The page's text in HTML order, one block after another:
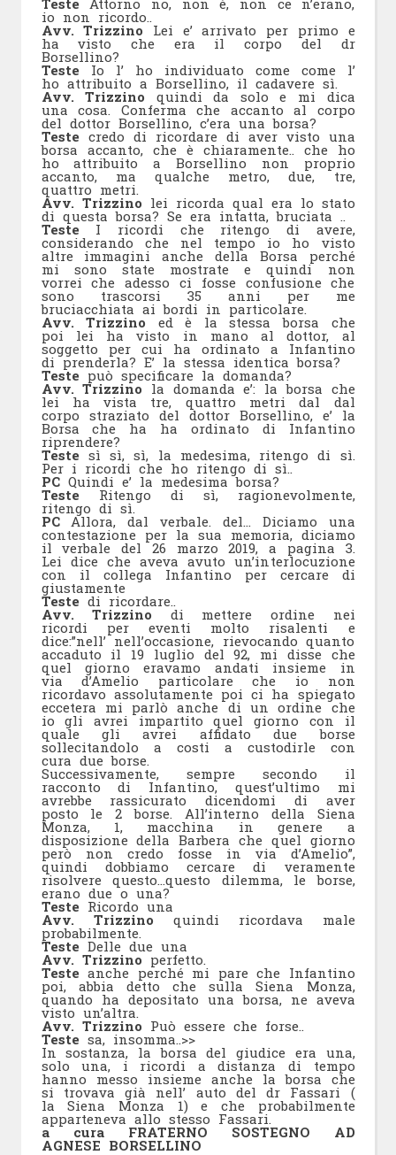
Teste Attorno no, non è, non ce n’erano,
io non ricordo..
Avv. Trizzino Lei e’ arrivato per primo e
ha visto che era il corpo del dr
Borsellino?
Teste Io l’ ho individuato come come l’
ho attribuito a Borsellino, il cadavere sì.
Avv. Trizzino quindi da solo e mi dica
una cosa. Conferma che accanto al corpo
del dottor Borsellino, c’era una borsa?
Teste credo di ricordare di aver visto una
borsa accanto, che è chiaramente.. che ho
ho attribuito a Borsellino non proprio
accanto, ma qualche metro, due, tre,
quattro metri.
Avv. Trizzino lei ricorda qual era lo stato
di questa borsa? Se era intatta, bruciata ..
Teste I ricordi che ritengo di avere,
considerando che nel tempo io ho visto
altre immagini anche della Borsa perché
mi sono state mostrate e quindi non
vorrei che adesso ci fosse confusione che
sono trascorsi 35 anni per me
bruciacchiata ai bordi in particolare.
Avv. Trizzino ed è la stessa borsa che
poi lei ha visto in mano al dottor, al
soggetto per cui ha ordinato a Infantino
di prenderla? E’ la stessa identica borsa?
Teste può specificare la domanda?
Avv. Trizzino la domanda e’: la borsa che
lei ha vista tre, quattro metri dal dal
corpo straziato del dottor Borsellino, e’ la
Borsa che ha ha ordinato di Infantino
riprendere?
Teste sì sì, sì, la medesima, ritengo di sì.
Per i ricordi che ho ritengo di sì..
PC Quindi e’ la medesima borsa?
Teste Ritengo di sì, ragionevolmente,
ritengo di sì.
PCAllora, dal verbale. del… Diciamo una
contestazione per la sua memoria, diciamo
il verbale del 26 marzo 2019, a pagina 3.
Lei dice che aveva avuto un’interlocuzione
con il collega Infantino per cercare di
giustamente
Teste di ricordare..
Avv. Trizzino di mettere ordine nei
ricordi per eventi molto risalenti e
dice:”nell’ nell’occasione, rievocando quanto
accaduto il 19 luglio del 92, mi disse che
quel giorno eravamo andati insieme in
via d’Amelio particolare che io non
ricordavo assolutamente poi ci ha spiegato
eccetera mi parlò anche di un ordine che
io gli avrei impartito quel giorno con il
quale gli avrei affidato due borse
sollecitandolo a costi a custodirle con
cura due borse.
Successivamente, sempre secondo il
racconto di Infantino, quest’ultimo mi
avrebbe rassicurato dicendomi di aver
posto le 2 borse. All’interno della Siena
Monza, 1, macchina in genere a
disposizione della Barbera che quel giorno
però non credo fosse in via d’Amelio”,
quindi dobbiamo cercare di veramente
risolvere questo…questo dilemma, le borse,
erano due o una?
Teste Ricordo una
Avv. Trizzino quindi ricordava male
probabilmente.
Teste Delle due una
Avv. Trizzino perfetto.
Teste anche perché mi pare che Infantino
poi, abbia detto che sulla Siena Monza,
quando ha depositato una borsa, ne aveva
visto un’altra.
Avv. Trizzino Può essere che forse..
Teste sa, insomma..>>
In sostanza, la borsa del giudice era una,
solo una, i ricordi a distanza di tempo
hanno messo insieme anche la borsa che
si trovava già nell’ auto del dr Fassari (
la Siena Monza 1) e che probabilmente
apparteneva allo stesso Fassari.
a cura FRATERNO SOSTEGNO AD
AGNESE BORSELLINO